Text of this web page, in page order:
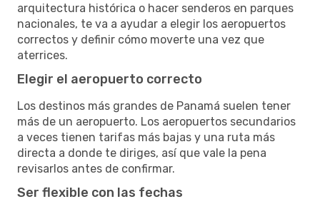
arquitectura histórica o hacer senderos en parques
nacionales, te va a ayudar a elegir los aeropuertos
correctos y definir cómo moverte una vez que
aterrices.
Elegir el aeropuerto correcto
Los destinos más grandes de Panamá suelen tener
más de un aeropuerto. Los aeropuertos secundarios
a veces tienen tarifas más bajas y una ruta más
directa a donde te diriges, así que vale la pena
revisarlos antes de confirmar.
Ser flexible con las fechas